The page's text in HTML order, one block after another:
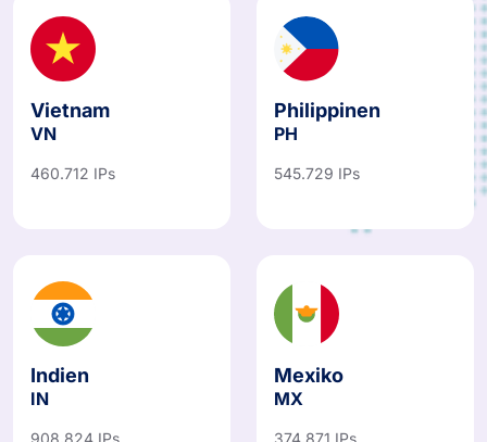
Vietnam
VN
460.712 IPs
Philippinen
PH
545.729 IPs
Indien
IN
908.824 IPs
Mexiko
MX
374.871 IPs